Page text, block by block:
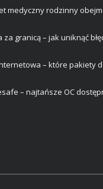
medyczny rodzinny
za granicą – jak uniknąć
– które pakiety
– najtańsze OC